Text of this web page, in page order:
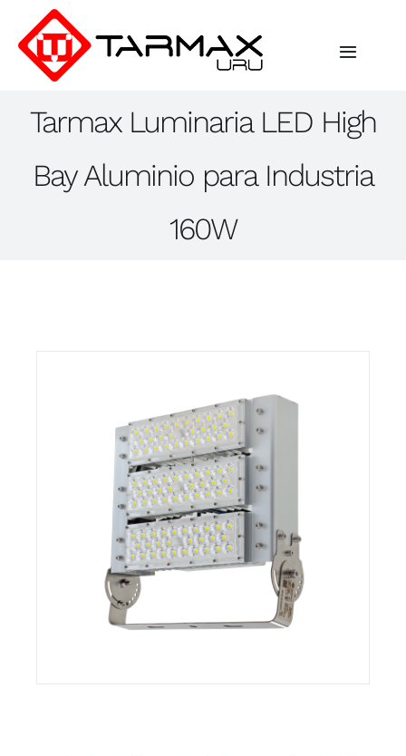
contenido
Toggle
Inicio
Empresa
Iluminación
Tarmax Luminaria LED High
Bay Aluminio para Industria
160W